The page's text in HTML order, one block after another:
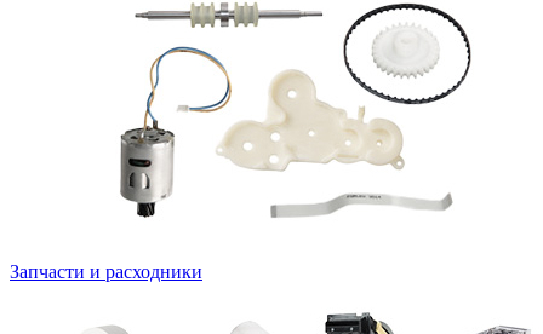
Запчасти и расходники